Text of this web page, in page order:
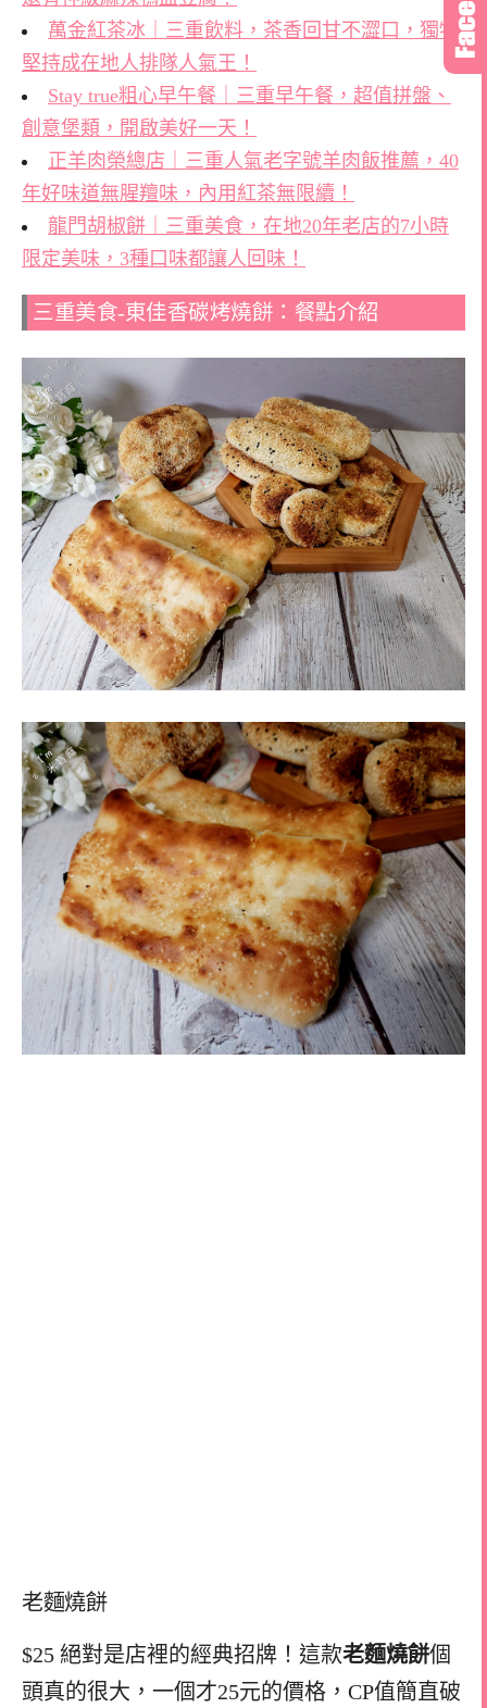
萬金紅茶冰｜三重飲料，茶香回甘不澀口，獨特
堅持成在地人排隊人氣王！
Stay true粗心早午餐｜三重早午餐，超值拼盤、
創意堡類，開啟美好一天！
正羊肉榮總店｜三重人氣老字號羊肉飯推薦，40
年好味道無腥羶味，內用紅茶無限續！
龍門胡椒餅｜三重美食，在地20年老店的7小時
限定美味，3種口味都讓人回味！
三重美食-東佳香碳烤燒餅：餐點介紹
老麵燒餅
$25 絕對是店裡的經典招牌！這款老麵燒餅個
頭真的很大，一個才25元的價格，CP值簡直破